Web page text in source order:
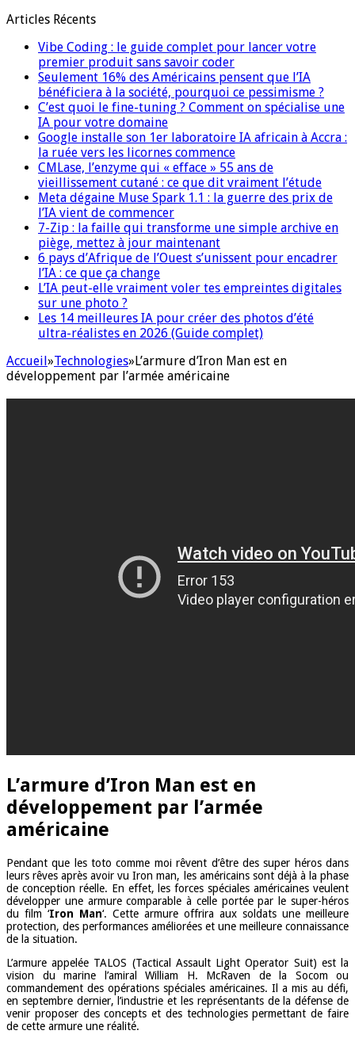
Articles Récents
Vibe Coding : le guide complet pour lancer votre
premier produit sans savoir coder
Seulement 16% des Américains pensent que l’IA
bénéficiera à la société, pourquoi ce pessimisme ?
C’est quoi le fine-tuning ? Comment on spécialise une
IA pour votre domaine
Google installe son 1er laboratoire IA africain à Accra :
la ruée vers les licornes commence
CMLase, l’enzyme qui « efface » 55 ans de
vieillissement cutané : ce que dit vraiment l’étude
Meta dégaine Muse Spark 1.1 : la guerre des prix de
l’IA vient de commencer
7-Zip : la faille qui transforme une simple archive en
piège, mettez à jour maintenant
6 pays d’Afrique de l’Ouest s’unissent pour encadrer
l’IA : ce que ça change
L’IA peut-elle vraiment voler tes empreintes digitales
sur une photo ?
Les 14 meilleures IA pour créer des photos d’été
ultra-réalistes en 2026 (Guide complet)
Accueil»Technologies»L’armure d’Iron Man est en
développement par l’armée américaine
L’armure d’Iron Man est en
développement par l’armée
américaine
Pendant que les toto comme moi rêvent d’être des super héros dans
leurs rêves après avoir vu Iron man, les américains sont déjà à la phase
de conception réelle. En effet, les forces spéciales américaines veulent
développer une armure comparable à celle portée par le super-héros
du film ‘Iron Man‘. Cette armure offrira aux soldats une meilleure
protection, des performances améliorées et une meilleure connaissance
de la situation.
L’armure appelée TALOS (Tactical Assault Light Operator Suit) est la
vision du marine l’amiral William H. McRaven de la Socom ou
commandement des opérations spéciales américaines. Il a mis au défi,
en septembre dernier, l’industrie et les représentants de la défense de
venir proposer des concepts et des technologies permettant de faire
de cette armure une réalité.